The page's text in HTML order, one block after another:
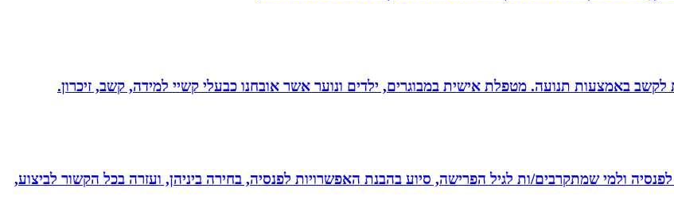
לקשב באמצעות תנועה. מטפלת אישית במבוגרים, ילדים ונוער אשר אובחנו כבעלי קשיי למידה, קשב, זיכרון.
ולמי שמתקרבים/ות לגיל הפרישה, סיוע בהבנת האפשרויות לפנסיה, בחירה ביניהן, ועזרה בכל הקשור לביצוע,